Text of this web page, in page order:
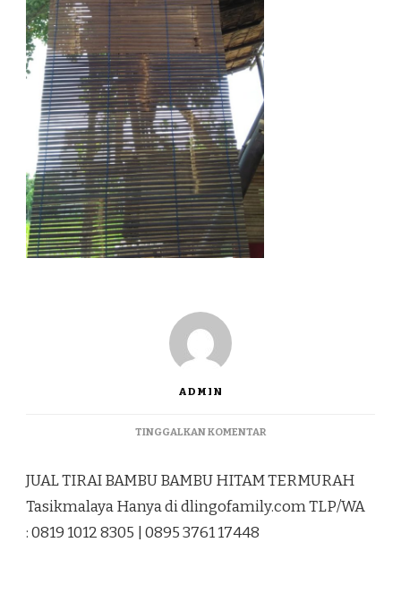
ADMIN
TINGGALKAN KOMENTARPADA
BAMBU
HITAM
JUAL TIRAI BAMBU BAMBU HITAM TERMURAH
Tasikmalaya Hanya di dlingofamily.com TLP/WA
: 0819 1012 8305 | 0895 3761 17448